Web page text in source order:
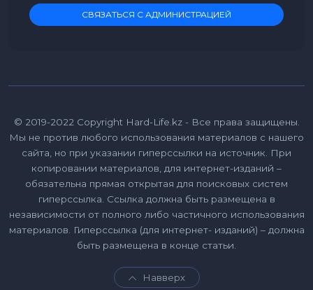
СВЯЗАТЬСЯ С АДМИНИСТРАЦИЕЙ
© 2019-2022 Copyright Hard-Life.kz - Все права защищены.
Мы не против любого использования материалов с нашего
сайта, но при указании гиперссылки на источник. При
копировании материалов, для интернет-изданий –
обязательна прямая открытая для поисковых систем
гиперссылка. Ссылка должна быть размещена в
независимости от полного либо частичного использования
материалов. Гиперссылка (для интернет- изданий) – должна
быть размещена в конце статьи.
Навверх